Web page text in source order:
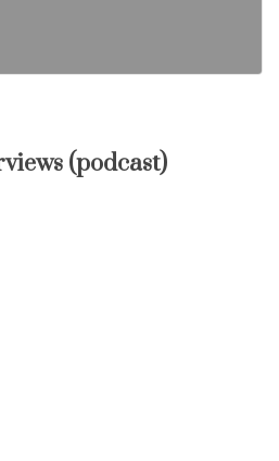
(podcast)